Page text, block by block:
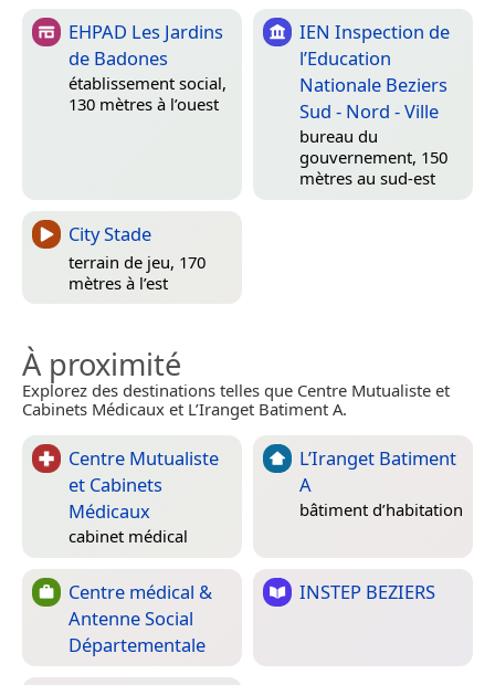
EHPAD Les Jardins
de Badones
établissement social,
130 mètres à l’ouest
IEN Inspection de
l’Education
Nationale Beziers
Sud - Nord - Ville
bureau du
gouvernement, 150
mètres au sud-est
City Stade
terrain de jeu, 170
mètres à l’est
À proximité
Explorez des destinations telles que Centre Mutualiste et
Cabinets Médicaux et L’Iranget Batiment A.
Centre Mutualiste
et Cabinets
Médicaux
cabinet médical
L’Iranget Batiment
A
bâtiment d’habitation
Centre médical &
Antenne Social
Départementale
INSTEP BEZIERS